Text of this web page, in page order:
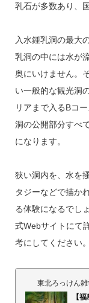
乳石が多数あり、
入水鍾乳洞の最大
乳洞の中には水が
奥にいけません。
い一般的な観光洞
リアまで入るBコ
洞の公開部分すべ
になります。
狭い洞内を、水を
タジーなどで描か
る体験になるでし
式Webサイトにて
考にしてください。
東北ろっけん
【